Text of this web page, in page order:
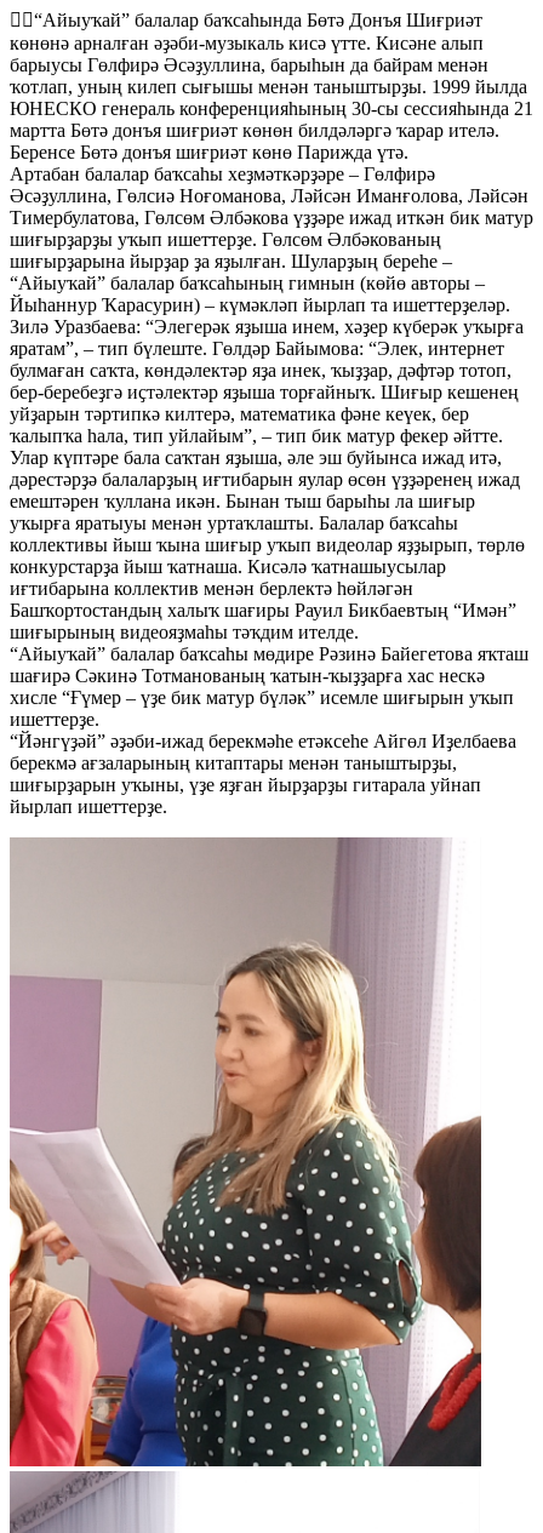
👉🏻“Айыуҡай” балалар баҡсаһында Бөтә Донъя Шиғриәт
көнөнә арналған әҙәби-музыкаль кисә үтте. Кисәне алып
барыусы Гөлфирә Әсәҙуллина, барыһын да байрам менән
ҡотлап, уның килеп сығышы менән таныштырҙы. 1999 йылда
ЮНЕСКО генераль конференцияһының 30-сы сессияһында 21
мартта Бөтә донъя шиғриәт көнөн билдәләргә ҡарар ителә.
Беренсе Бөтә донъя шиғриәт көнө Парижда үтә.
Артабан балалар баҡсаһы хеҙмәткәрҙәре – Гөлфирә
Әсәҙуллина, Гөлсиә Ноғоманова, Ләйсән Иманғолова, Ләйсән
Тимербулатова, Гөлсөм Әлбәкова үҙҙәре ижад иткән бик матур
шиғырҙарҙы уҡып ишеттерҙе. Гөлсөм Әлбәкованың
шиғырҙарына йырҙар ҙа яҙылған. Шуларҙың береһе –
“Айыуҡай” балалар баҡсаһының гимнын (көйө авторы –
Йыһаннур Ҡарасурин) – күмәкләп йырлап та ишеттерҙеләр.
Зилә Уразбаева: “Элегерәк яҙыша инем, хәҙер күберәк уҡырға
яратам”, – тип бүлеште. Гөлдәр Байымова: “Элек, интернет
булмаған саҡта, көндәлектәр яҙа инек, ҡыҙҙар, дәфтәр тотоп,
бер-беребеҙгә иҫтәлектәр яҙыша торғайныҡ. Шиғыр кешенең
уйҙарын тәртипкә килтерә, математика фәне кеүек, бер
ҡалыпҡа һала, тип уйлайым”, – тип бик матур фекер әйтте.
Улар күптәре бала саҡтан яҙыша, әле эш буйынса ижад итә,
дәрестәрҙә балаларҙың иғтибарын яулар өсөн үҙҙәренең ижад
емештәрен ҡуллана икән. Бынан тыш барыһы ла шиғыр
уҡырға яратыуы менән уртаҡлашты. Балалар баҡсаһы
коллективы йыш ҡына шиғыр уҡып видеолар яҙҙырып, төрлө
конкурстарҙа йыш ҡатнаша. Кисәлә ҡатнашыусылар
иғтибарына коллектив менән берлектә һөйләгән
Башҡортостандың халыҡ шағиры Рауил Бикбаевтың “Имән”
шиғырының видеояҙмаһы тәҡдим ителде.
“Айыуҡай” балалар баҡсаһы мөдире Рәзинә Байегетова яҡташ
шағирә Сәкинә Тотманованың ҡатын-ҡыҙҙарға хас нескә
хисле “Ғүмер – үҙе бик матур бүләк” исемле шиғырын уҡып
ишеттерҙе.
“Йәнгүҙәй” әҙәби-ижад берекмәһе етәксеһе Айгөл Иҙелбаева
берекмә ағзаларының китаптары менән таныштырҙы,
шиғырҙарын уҡыны, үҙе яҙған йырҙарҙы гитарала уйнап
йырлап ишеттерҙе.